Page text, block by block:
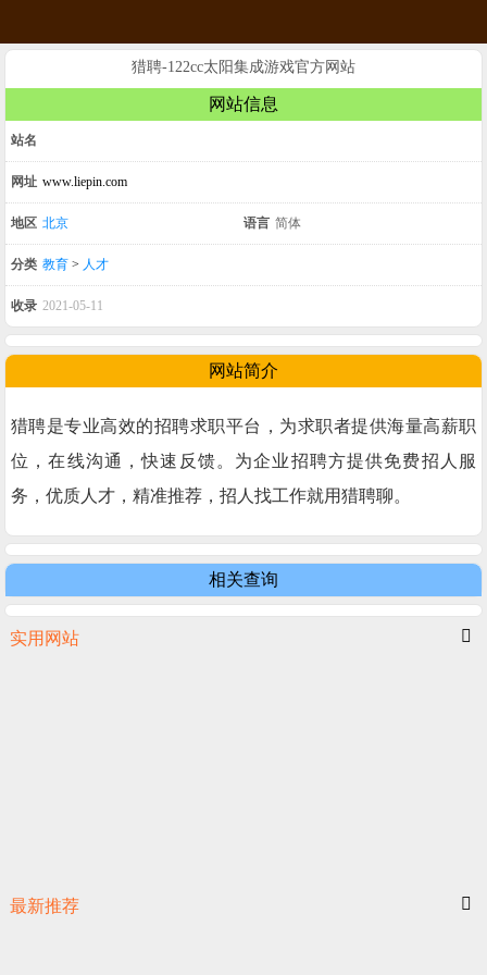
猎聘-122cc太阳集成游戏官方网站
网站信息
站名
网址 www.liepin.com
地区 北京 语言 简体
分类 教育 > 人才
收录 2021-05-11
网站简介
猎聘是专业高效的招聘求职平台，为求职者提供海量高薪职
位，在线沟通，快速反馈。为企业招聘方提供免费招人服
务，优质人才，精准推荐，招人找工作就用猎聘聊。
相关查询
实用网站
最新推荐